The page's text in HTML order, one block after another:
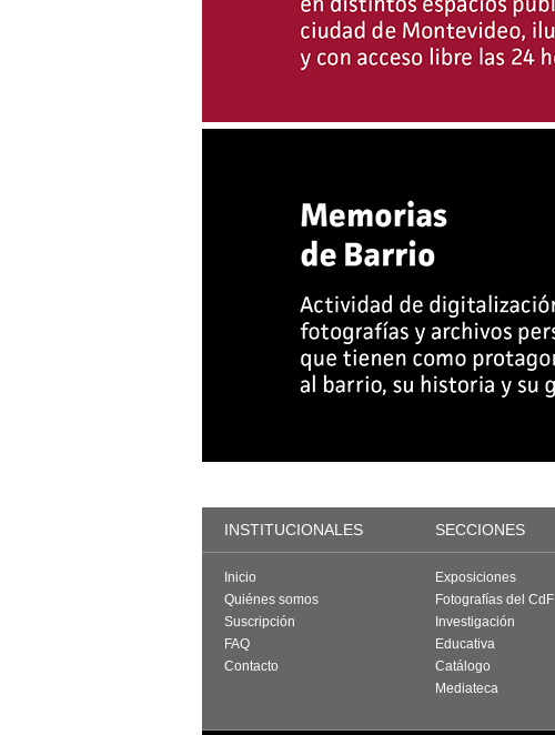
INSTITUCIONALES SECCIONES
Inicio
Quiénes somos
Suscripción
FAQ
Contacto
Exposiciones
Fotografías del CdF
Investigación
Educativa
Catálogo
Mediateca